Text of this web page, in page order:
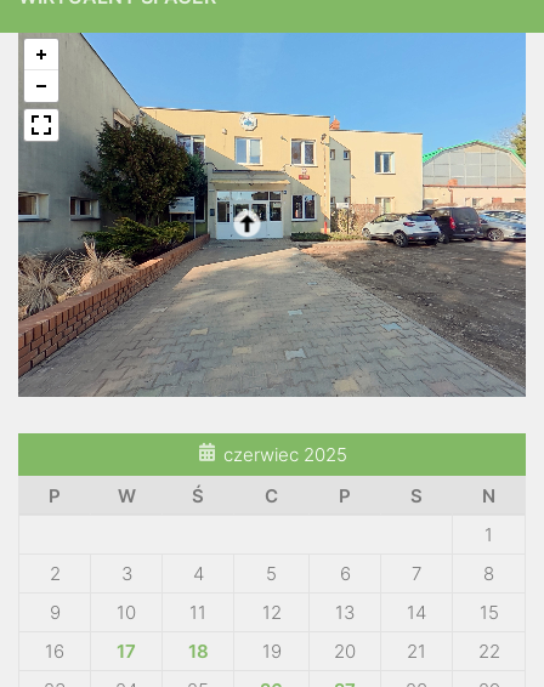
czerwiec 2025
P
W Ś C P S
N
1
2
3 4 5 6 7
8
9
10 11 12 13 14
15
16
17 18 19 20 21
22